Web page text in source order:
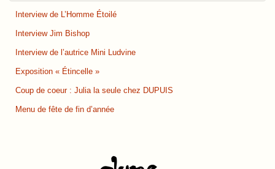
Interview de L’Homme Étoilé
Interview Jim Bishop
Interview de l’autrice Mini Ludvine
Exposition « Étincelle »
Coup de coeur : Julia la seule chez DUPUIS
Menu de fête de fin d’année